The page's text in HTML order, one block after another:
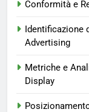
Conformità e
Identificazione
Advertising
Metriche e
Display